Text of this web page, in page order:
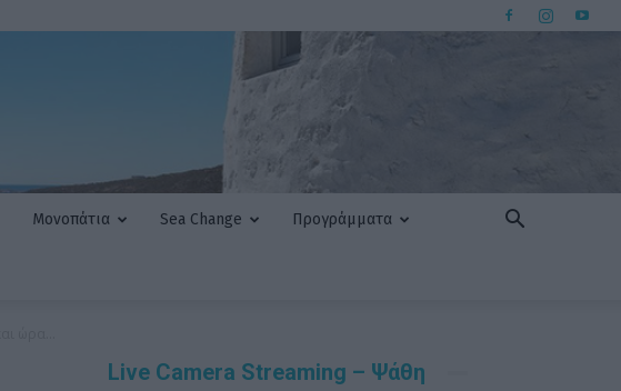
Μονοπάτια Sea Change Προγράμματα
Live Camera Streaming – Ψάθη